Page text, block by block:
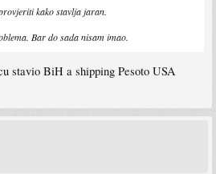
kako stavlja jaran.
Bar do sada nisam imao.
stavio BiH a shipping Pesoto USA